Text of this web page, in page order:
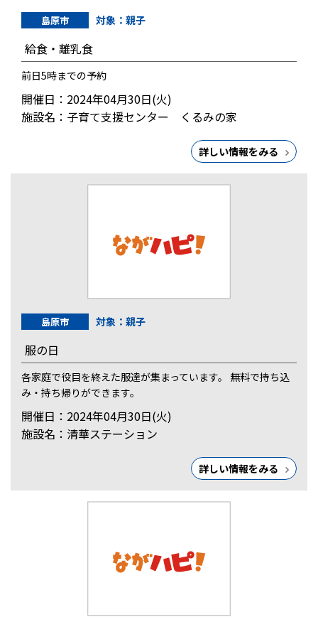
島原市 対象：親子
給食・離乳食
前日5時までの予約
開催日：2024年04月30日(火)
施設名：子育て支援センター くるみの家
詳しい情報をみる
島原市 対象：親子
服の日
各家庭で役目を終えた服達が集まっています。 無料で持ち込
み・持ち帰りができます。
開催日：2024年04月30日(火)
施設名：清華ステーション
詳しい情報をみる